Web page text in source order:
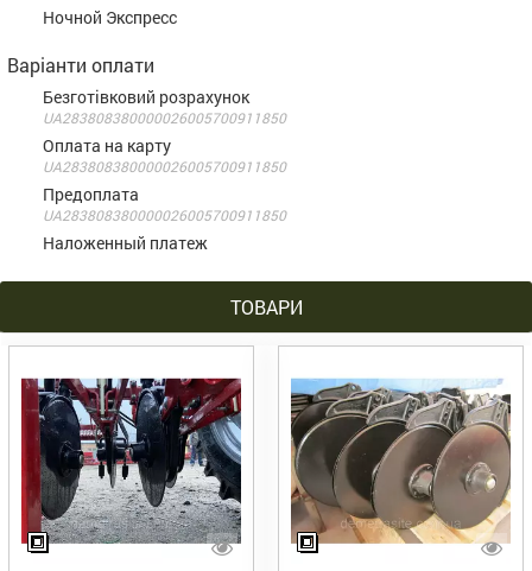
Ночной Экспресс
Варіанти оплати
Безготівковий розрахунок
UA283808380000026005700911850
Оплата на карту
UA283808380000026005700911850
Предоплата
UA283808380000026005700911850
Наложенный платеж
ТОВАРИ